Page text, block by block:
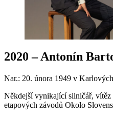
2020 – Antonín
Nar.: 20. února 1949 v
Někdejší vynikající silničář, vítěz
etapových závodů Okolo